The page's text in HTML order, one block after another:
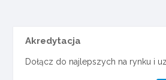
Akredytacja
Dołącz do najlepszych na rynku i